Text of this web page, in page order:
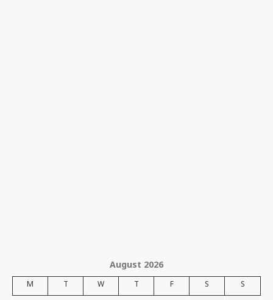
August 2026
M T W T F S S